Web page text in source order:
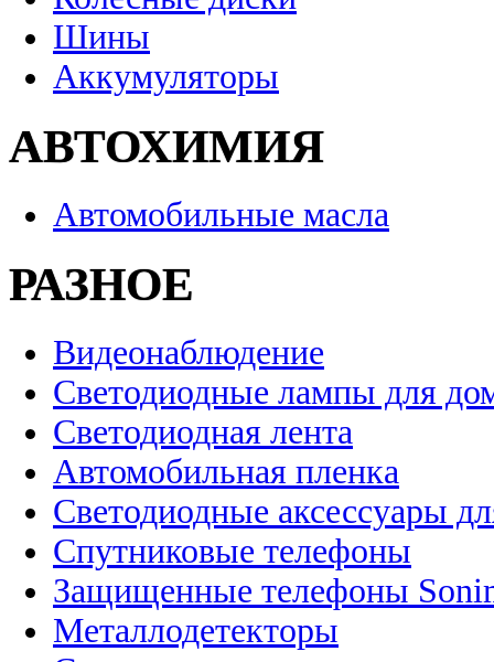
Шины
Аккумуляторы
АВТОХИМИЯ
Автомобильные масла
РАЗНОЕ
Видеонаблюдение
Светодиодные лампы для
Светодиодная лента
Автомобильная пленка
Светодиодные аксессуары
Спутниковые телефоны
Защищенные телефоны
Металлодетекторы